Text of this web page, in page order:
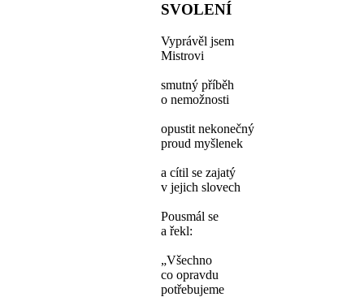
SVOLENÍ
Vyprávěl jsem
Mistrovi
smutný příběh
o nemožnosti
opustit nekonečný
proud myšlenek
a cítil se zajatý
v jejich slovech
Pousmál se
a řekl:
„Všechno
co opravdu
potřebujeme